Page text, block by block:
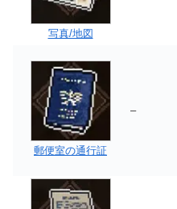
写真/地図
郵便室の通行証
–